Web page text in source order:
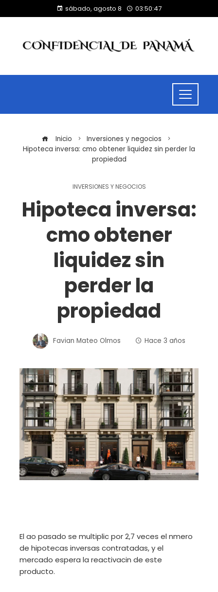
sábado, agosto 8 03:50:47
Inicio
Inversiones y negocios
Hipoteca inversa: cmo obtener liquidez sin perder la
propiedad
INVERSIONES Y NEGOCIOS
Hipoteca inversa:
cmo obtener
liquidez sin
perder la
propiedad
Favian Mateo Olmos Hace 3 años
El ao pasado se multiplic por 2,7 veces el nmero
de hipotecas inversas contratadas, y el
mercado espera la reactivacin de este
producto.